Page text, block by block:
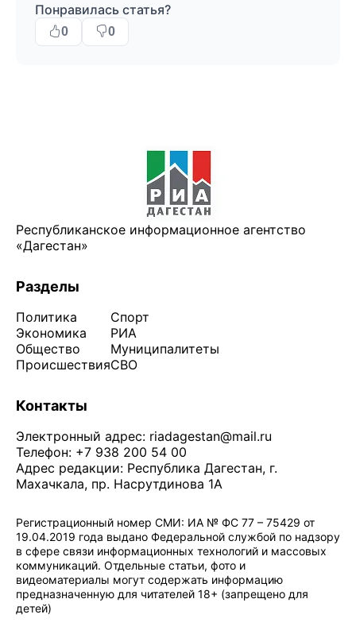
Понравилась статья?
0 0
Республиканское информационное агентство
«Дагестан»
Разделы
Политика
Экономика
Общество
Происшествия
Спорт
РИА
Муниципалитеты
СВО
Контакты
Электронный адрес: riadagestan@mail.ru
Телефон: +7 938 200 54 00
Адрес редакции: Республика Дагестан, г.
Махачкала, пр. Насрутдинова 1А
Регистрационный номер СМИ: ИА № ФС 77 – 75429 от
19.04.2019 года выдано Федеральной службой по надзору
в сфере связи информационных технологий и массовых
коммуникаций. Отдельные статьи, фото и
видеоматериалы могут содержать информацию
предназначенную для читателей 18+ (запрещено для
детей)